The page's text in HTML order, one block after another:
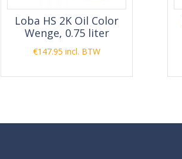
Loba HS 2K Oil Color
Wenge, 0.75 liter
€147.95 incl. BTW